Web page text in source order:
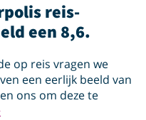
reis­
een 8,6.
op reis vragen we
een eerlijk beeld van
ons om deze te